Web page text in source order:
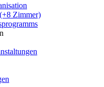
Zimmer)